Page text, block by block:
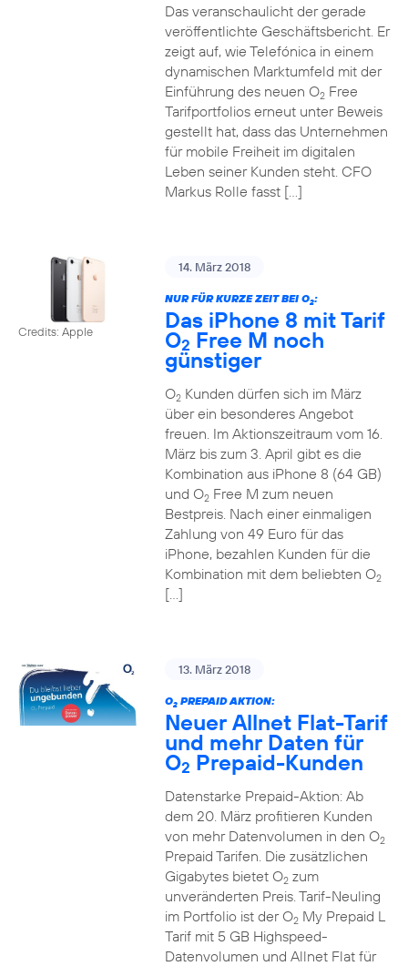
Das veranschaulicht der gerade
veröffentlichte Geschäftsbericht. Er
zeigt auf, wie Telefónica in einem
dynamischen Marktumfeld mit der
Einführung des neuen O2Free
Tarifportfolios erneut unter Beweis
gestellt hat, dass das Unternehmen
für mobile Freiheit im digitalen
Leben seiner Kunden steht. CFO
Markus Rolle fasst […]
Credits: Apple
14. März 2018
NUR FÜR KURZE ZEIT BEI O2:
Das iPhone 8 mit Tarif
O2 Free M noch
günstiger
O2Kunden dürfen sich im März
über ein besonderes Angebot
freuen. Im Aktionszeitraum vom 16.
März bis zum 3. April gibt es die
Kombination aus iPhone 8 (64 GB)
und O2Free M zum neuen
Bestpreis. Nach einer einmaligen
Zahlung von 49 Euro für das
iPhone, bezahlen Kunden für die
Kombination mit dem beliebten O2
[…]
13. März 2018
O2PREPAID AKTION:
Neuer Allnet Flat-Tarif
und mehr Daten für
O2 Prepaid-Kunden
Datenstarke Prepaid-Aktion: Ab
dem 20. März profitieren Kunden
von mehr Datenvolumen in den O2
Prepaid Tarifen. Die zusätzlichen
Gigabytes bietet O2zum
unveränderten Preis. Tarif-Neuling
im Portfolio ist der O2My Prepaid L
Tarif mit 5 GB Highspeed-
Datenvolumen und Allnet Flat für